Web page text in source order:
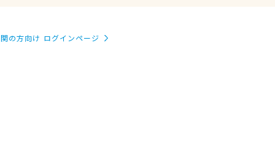
の方向け ログインページ